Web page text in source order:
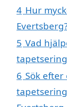
4 Hur
5 Vad
6 Sök